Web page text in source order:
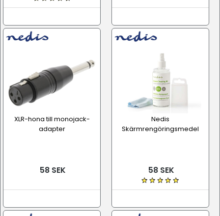
XLR-hona till monojack-
adapter
58 SEK
Nedis
Skärmrengöringsmedel
58 SEK